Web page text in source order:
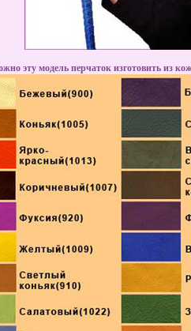
эту модель перчаток изготовить из